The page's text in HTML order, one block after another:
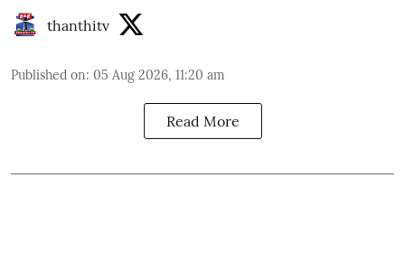
thanthitv
Published on: 05 Aug 2026, 11:20 am
Read More